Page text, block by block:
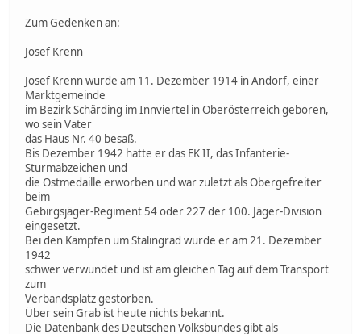
Zum Gedenken an:
Josef Krenn
Josef Krenn wurde am 11. Dezember 1914 in Andorf, einer
Marktgemeinde
im Bezirk Schärding im Innviertel in Oberösterreich geboren,
wo sein Vater
das Haus Nr. 40 besaß.
Bis Dezember 1942 hatte er das EK II, das Infanterie-
Sturmabzeichen und
die Ostmedaille erworben und war zuletzt als Obergefreiter
beim
Gebirgsjäger-Regiment 54 oder 227 der 100. Jäger-Division
eingesetzt.
Bei den Kämpfen um Stalingrad wurde er am 21. Dezember
1942
schwer verwundet und ist am gleichen Tag auf dem Transport
zum
Verbandsplatz gestorben.
Über sein Grab ist heute nichts bekannt.
Die Datenbank des Deutschen Volksbundes gibt als